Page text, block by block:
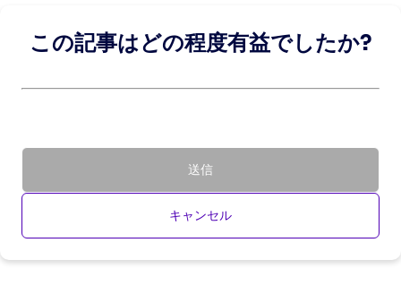
この記事はどの程度有益でしたか?
送信
キャンセル